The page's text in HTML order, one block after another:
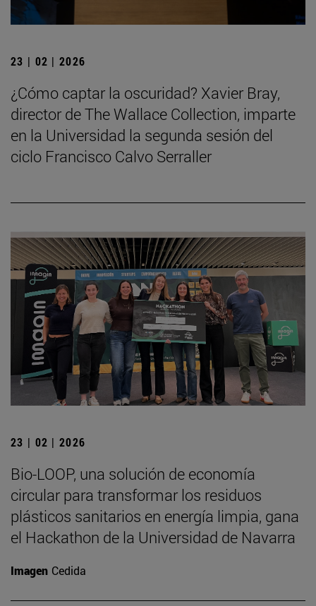
23 | 02 | 2026
¿Cómo captar la oscuridad? Xavier Bray,
director de The Wallace Collection, imparte
en la Universidad la segunda sesión del
ciclo Francisco Calvo Serraller
23 | 02 | 2026
Bio-LOOP, una solución de economía
circular para transformar los residuos
plásticos sanitarios en energía limpia, gana
el Hackathon de la Universidad de Navarra
Imagen Cedida